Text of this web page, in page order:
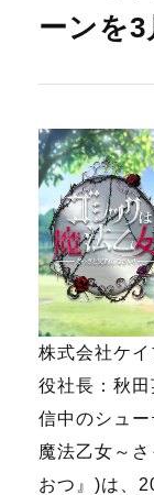
ーンを3
株式会社ケ
役社長：秋
信中のシュ
魔法乙女～
おつ』)は、